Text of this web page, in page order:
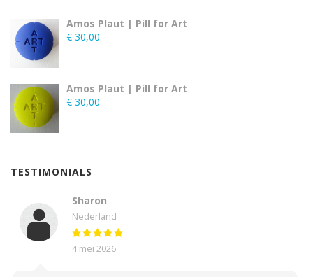
Amos Plaut | Pill for Art
€ 30,00
Amos Plaut | Pill for Art
€ 30,00
TESTIMONIALS
Sharon
Nederland
4 mei 2026